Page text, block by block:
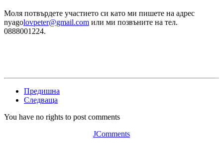
Моля потвърдете участието си като ми пишете на адрес
nyagоlovpeter@gmail.com или ми позвъните на тел.
0888001224.
Предишна
Следваща
You have no rights to post comments
JComments